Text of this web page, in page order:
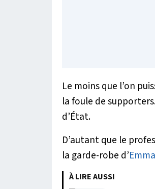
Le moins que l’on
la foule de
d’État.
D’autant que le
la garde-robe d’
À LIRE AUSSI